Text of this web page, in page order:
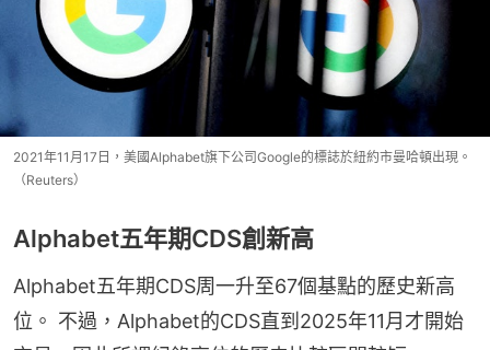
2021年11月17日，美國Alphabet旗下公司Google的標誌於紐約市曼哈頓出現。
（Reuters）
Alphabet五年期CDS創新高
Alphabet五年期CDS周一升至67個基點的歷史新高
位。 不過，Alphabet的CDS直到2025年11月才開始